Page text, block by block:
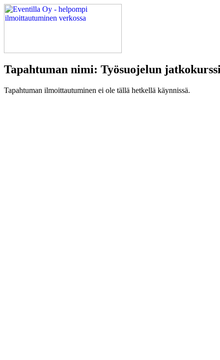
Tapahtuman nimi: Työsuojelun
Tapahtuman ilmoittautuminen ei ole tällä hetkellä käynnissä.